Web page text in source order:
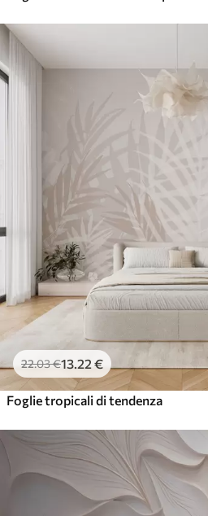
22.03€13.22€
Foglie tropicali di tendenza